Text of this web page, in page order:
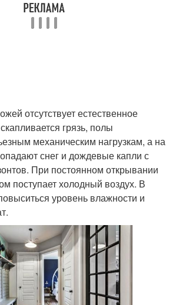
отсутствует естественное
грязь, полы
механическим нагрузкам, а на
снег и дождевые капли с
При постоянном открывании
поступает холодный воздух. В
уровень влажности и